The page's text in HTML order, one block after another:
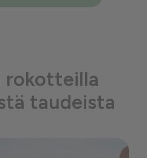
rokotteilla
taudeista